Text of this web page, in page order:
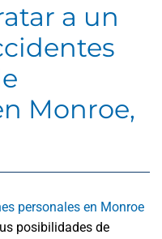
a un
Monroe,
personales en Monroe
posibilidades de